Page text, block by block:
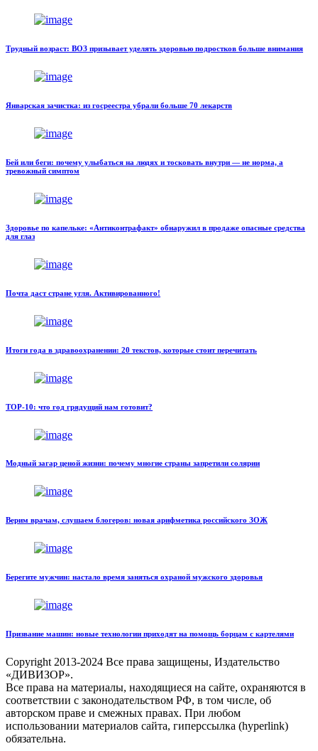
Трудный возраст: ВОЗ призывает уделять здоровью подростков больше внимания
Январская зачистка: из госреестра убрали больше 70 лекарств
Бей или беги: почему улыбаться на людях и тосковать внутри — не норма, а
тревожный симптом
Здоровье по капельке: «Антиконтрафакт» обнаружил в продаже опасные средства
для глаз
Почта даст стране угля. Активированного!
Итоги года в здравоохранении: 20 текстов, которые стоит перечитать
TOP-10: что год грядущий нам готовит?
Модный загар ценой жизни: почему многие страны запретили солярии
Верим врачам, слушаем блогеров: новая арифметика российского ЗОЖ
Берегите мужчин: настало время заняться охраной мужского здоровья
Призвание машин: новые технологии приходят на помощь борцам с картелями
Copyright 2013-2024 Все права защищены, Издательство
«ДИВИЗОР».
Все права на материалы, находящиеся на сайте, охраняются в
соответствии с законодательством РФ, в том числе, об
авторском праве и смежных правах. При любом
использовании материалов сайта, гиперссылка (hyperlink)
обязательна.